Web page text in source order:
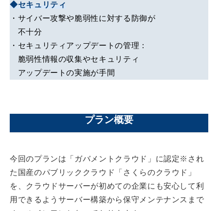
◆セキュリティ
・サイバー攻撃や脆弱性に対する防御が
不十分
・セキュリティアップデートの管理：
脆弱性情報の収集やセキュリティ
アップデートの実施が手間
プラン概要
今回のプランは「ガバメントクラウド」に認定※され
た国産のパブリッククラウド「さくらのクラウド」
を、クラウドサーバーが初めての企業にも安心して利
用できるようサーバー構築から保守メンテナンスまで